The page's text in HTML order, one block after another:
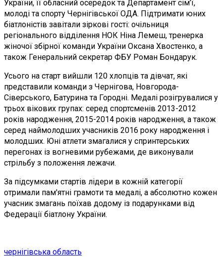
України, її обласний осередок та Департамент сім’ї,
молоді та спорту Чернігівської ОДА. Підтримати юних
біатлоністів завітали зіркові гості: очільниця
регіонального відділення НОК Ніна Лемеш, тренерка
жіночої збірної команди України Оксана Хвостенко, а
також Генеральний секретар ФБУ Роман Бондарук.
Усього на старт вийшли 120 хлопців та дівчат, які
представили команди з Чернігова, Новгорода-
Сіверського, Батурина та Городні. Медалі розігрувалися у
трьох вікових групах: серед спортсменів 2013-2012
років народження, 2015-2014 років народження, а також
серед наймолодших учасників 2016 року народження і
молодших. Юні атлети змагалися у спринтерських
перегонах із вогневими рубежами, де виконували
стрільбу з положення лежачи.
За підсумками стартів лідери в кожній категорії
отримали пам'ятні грамоти та медалі, а абсолютно кожен
учасник змагань поїхав додому із подарунками від
Федерації біатлону України.
чернігівська область